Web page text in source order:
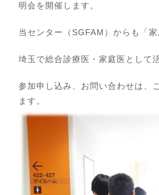
明会を開催します。
当センター（SGFAM）からも「
埼玉で総合診療医・家庭医として
参加申し込み、お問い合わせは、
ます。